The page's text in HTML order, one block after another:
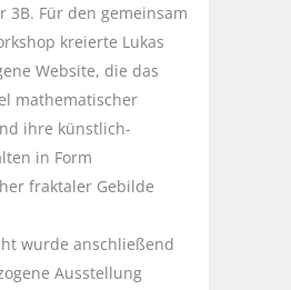
3B. Für den gemeinsam
kreierte Lukas
Website, die das
mathematischer
ihre künstlich-
in Form
fraktaler Gebilde
wurde anschließend
Ausstellung